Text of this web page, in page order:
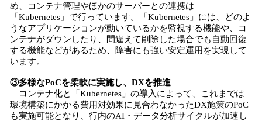
め、コンテナ管理やほかのサーバーとの連携は
「Kubernetes」で行っています。「Kubernetes」には、どのよ
うなアプリケーションが動いているかを監視する機能や、コ
ンテナがダウンしたり、間違えて削除した場合でも自動回復
する機能などがあるため、障害にも強い安定運用を実現して
います。
③多様なPoCを柔軟に実施し、DXを推進
コンテナ化と「Kubernetes」の導入によって、これまでは
環境構築にかかる費用対効果に見合わなかったDX施策のPoC
も実施可能となり、行内のAI・データ分析サイクルが加速し